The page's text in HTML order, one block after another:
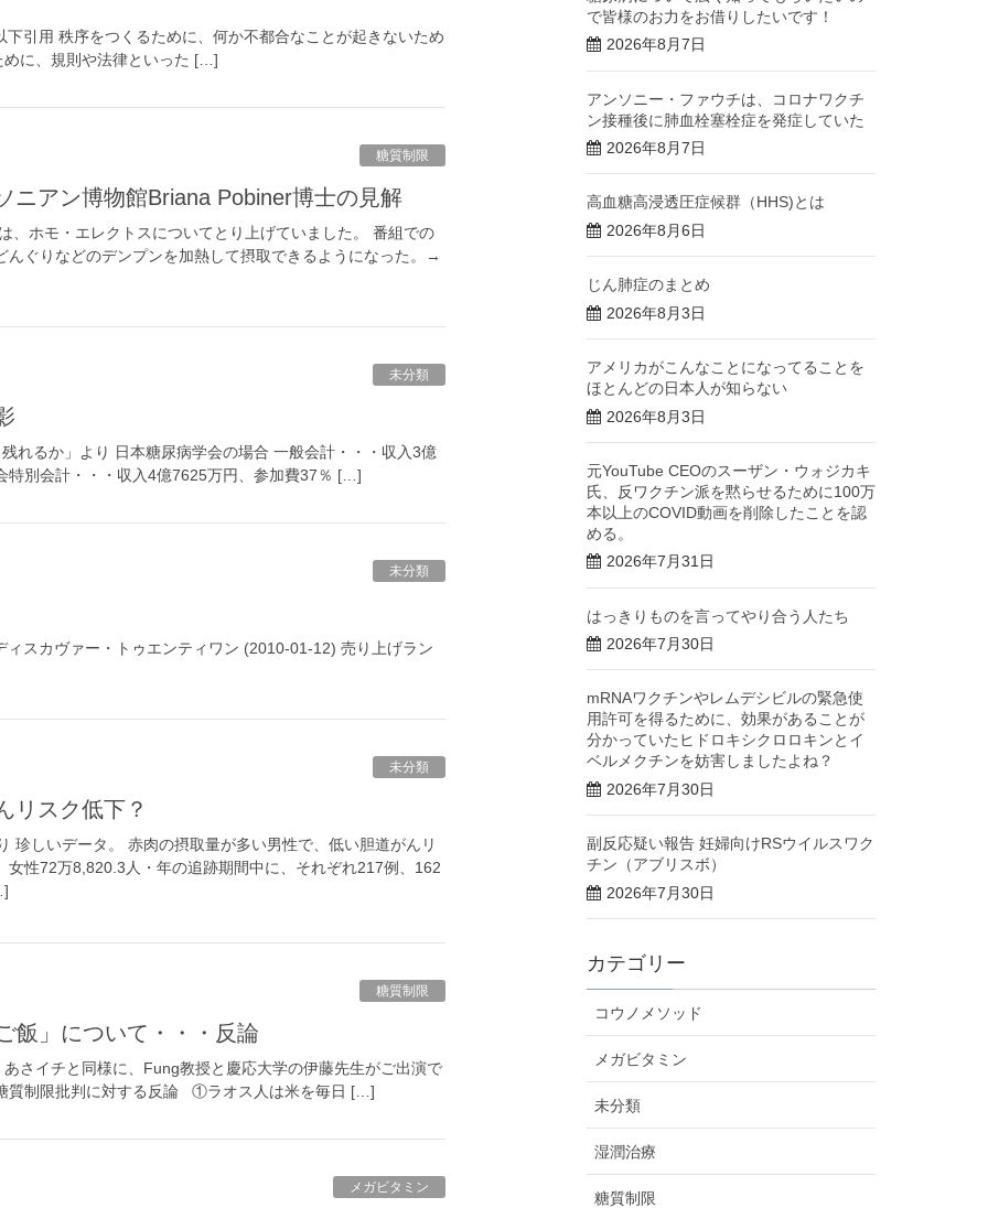
引用 秩序をつくるために、何か不都合なことが起きないため
めに、規則や法律といった […]
糖質制限
ニアン博物館Briana Pobiner博士の見解
ホモ・エレクトスについてとり上げていました。 番組での
ぐりなどのデンプンを加熱して摂取できるようになった。→
未分類
るか」より 日本糖尿病学会の場合 一般会計・・・収入3億
特別会計・・・収入4億7625万円、参加費37％ […]
未分類
スカヴァー・トゥエンティワン (2010-01-12) 売り上げラン
未分類
リスク低下？
珍しいデータ。 赤肉の摂取量が多い男性で、低い胆道がんリ
女性72万8,820.3人・年の追跡期間中に、それぞれ217例、162
糖質制限
飯」について・・・反論
さイチと同様に、Fung教授と慶応大学の伊藤先生がご出演で
質制限批判に対する反論 ①ラオス人は米を毎日 […]
メガビタミン
で皆様のお力をお借りしたいです！
2026年8月7日
アンソニー・ファウチは、コロナワクチ
ン接種後に肺血栓塞栓症を発症していた
2026年8月7日
高血糖高浸透圧症候群（HHS)とは
2026年8月6日
じん肺症のまとめ
2026年8月3日
アメリカがこんなことになってることを
ほとんどの日本人が知らない
2026年8月3日
元YouTube CEOのスーザン・ウォジカキ
氏、反ワクチン派を黙らせるために100万
本以上のCOVID動画を削除したことを認
める。
2026年7月31日
はっきりものを言ってやり合う人たち
2026年7月30日
mRNAワクチンやレムデシビルの緊急使
用許可を得るために、効果があることが
分かっていたヒドロキシクロロキンとイ
ベルメクチンを妨害しましたよね？
2026年7月30日
副反応疑い報告 妊婦向けRSウイルスワク
チン（アブリスボ）
2026年7月30日
カテゴリー
コウノメソッド
メガビタミン
未分類
湿潤治療
糖質制限